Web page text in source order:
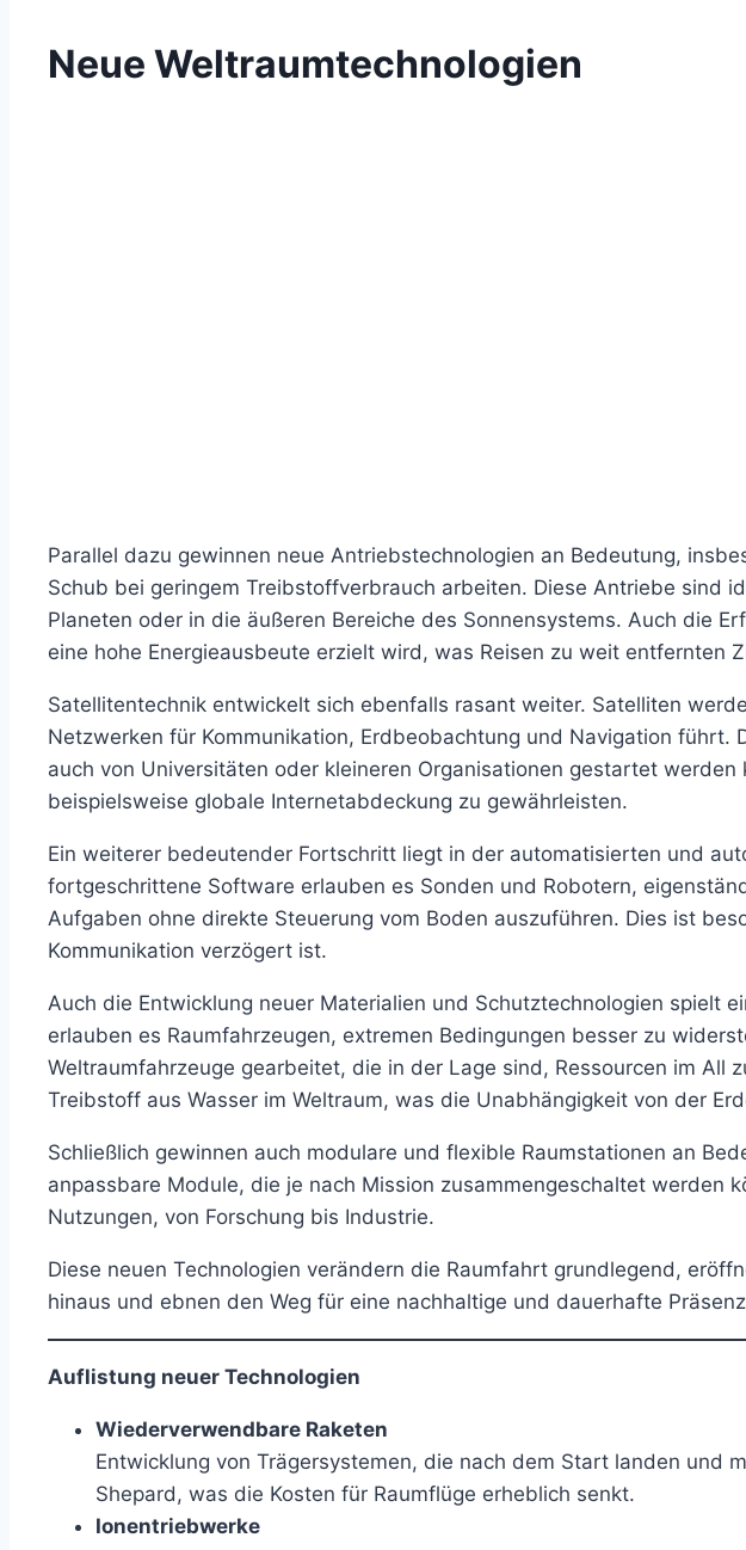
Neue Weltraumtechnologien
Parallel dazu gewinnen neue Antriebstechnologien an Bedeutung,
Schub bei geringem Treibstoffverbrauch arbeiten. Diese Antriebe sind
Planeten oder in die äußeren Bereiche des Sonnensystems. Auch die
eine hohe Energieausbeute erzielt wird, was Reisen zu weit entfernten
Satellitentechnik entwickelt sich ebenfalls rasant weiter. Satelliten
Netzwerken für Kommunikation, Erdbeobachtung und Navigation
auch von Universitäten oder kleineren Organisationen gestartet
beispielsweise globale Internetabdeckung zu gewährleisten.
Ein weiterer bedeutender Fortschritt liegt in der automatisierten und
fortgeschrittene Software erlauben es Sonden und Robotern,
Aufgaben ohne direkte Steuerung vom Boden auszuführen. Dies ist
Kommunikation verzögert ist.
Auch die Entwicklung neuer Materialien und Schutztechnologien spielt
erlauben es Raumfahrzeugen, extremen Bedingungen besser zu
Weltraumfahrzeuge gearbeitet, die in der Lage sind, Ressourcen im
Treibstoff aus Wasser im Weltraum, was die Unabhängigkeit von der
Schließlich gewinnen auch modulare und flexible Raumstationen an
anpassbare Module, die je nach Mission zusammengeschaltet
Nutzungen, von Forschung bis Industrie.
Diese neuen Technologien verändern die Raumfahrt grundlegend,
hinaus und ebnen den Weg für eine nachhaltige und dauerhafte
Auflistung neuer Technologien
Wiederverwendbare Raketen
Entwicklung von Trägersystemen, die nach dem Start landen und
Shepard, was die Kosten für Raumflüge erheblich senkt.
Ionentriebwerke